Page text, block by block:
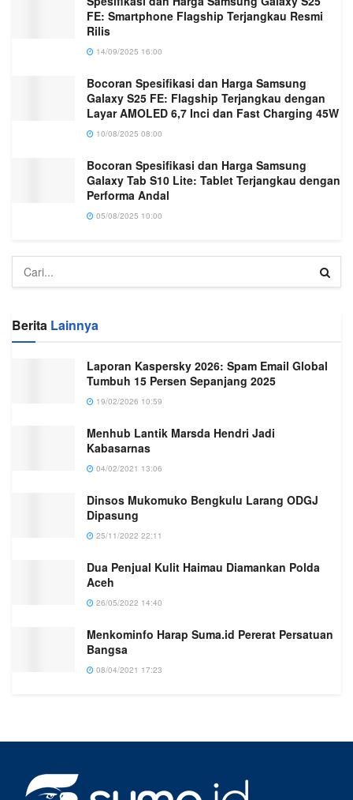
FE: Smartphone Flagship Terjangkau Resmi
Rilis
14/09/2025 16:00
Bocoran Spesifikasi dan Harga Samsung
Galaxy S25 FE: Flagship Terjangkau dengan
Layar AMOLED 6,7 Inci dan Fast Charging 45W
10/08/2025 08:00
Bocoran Spesifikasi dan Harga Samsung
Galaxy Tab S10 Lite: Tablet Terjangkau dengan
Performa Andal
05/08/2025 10:00
Berita Lainnya
Laporan Kaspersky 2026: Spam Email Global
Tumbuh 15 Persen Sepanjang 2025
19/02/2026 10:59
Menhub Lantik Marsda Hendri Jadi
Kabasarnas
04/02/2021 13:06
Dinsos Mukomuko Bengkulu Larang ODGJ
Dipasung
25/11/2022 22:11
Dua Penjual Kulit Haimau Diamankan Polda
Aceh
26/05/2022 14:40
Menkominfo Harap Suma.id Pererat Persatuan
Bangsa
08/04/2021 17:23